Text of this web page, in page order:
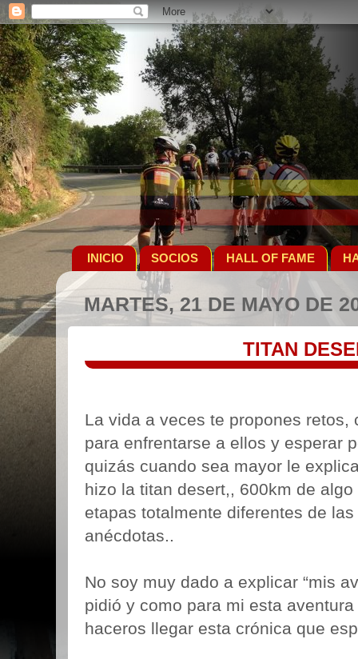
INICIO SOCIOS HALL OF FAME
MARTES, 21 DE MAYO DE
TITAN
La vida a veces te propones
para enfrentarse a ellos y esperar
quizás cuando sea mayor le
hizo la titan desert,, 600km de
etapas totalmente diferentes de
anécdotas..
No soy muy dado a explicar “mis
pidió y como para mi esta
haceros llegar esta crónica que